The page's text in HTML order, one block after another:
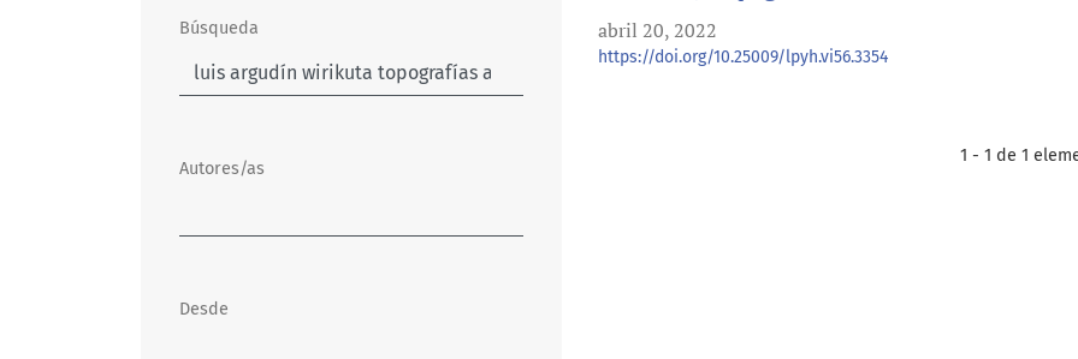
abril 20, 2022
https://doi.org/10.25009/lpyh.vi56.3354
1 - 1 de 1
Búsqueda
Autores/as
Desde